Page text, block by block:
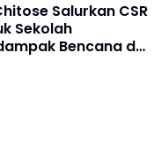
Salurkan CSR
Sekolah
Bencana di